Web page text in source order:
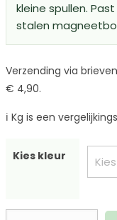
kleine spullen.
stalen
Verzending via
€ 4,90.
ℹ️ Kg is een
Kies kleur